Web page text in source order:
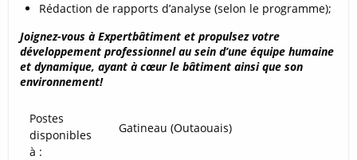
Rédaction de rapports d’analyse (selon le programme);
Joignez-vous à Expertbâtiment et propulsez votre
développement professionnel au sein d’une équipe humaine
et dynamique, ayant à cœur le bâtiment ainsi que son
environnement!
Postes
disponibles
à :
Gatineau (Outaouais)